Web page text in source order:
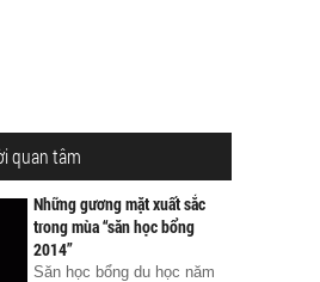
quan tâm
Những gương mặt xuất sắc
trong mùa “săn học bổng
2014”
Săn học bổng du học năm